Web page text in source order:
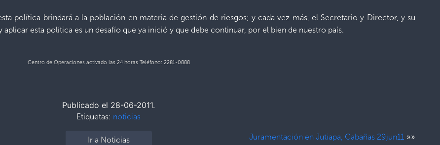
política brindará a la población en materia de gestión de riesgos; y cada vez más, el Secretario y Director, y su
esta política es un desafío que ya inició y que debe continuar, por el bien de nuestro país.
Centro de Operaciones activado las 24 horas Teléfono: 2281-0888
Publicado el 28-06-2011.
Etiquetas: noticias
Ir a Noticias Juramentación en Jutiapa, Cabañas 29jun11 »»